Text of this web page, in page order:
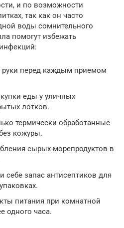
и по возможности
так как он часто
воды сомнительного
помогут избежать
руки перед каждым приемом
еды у уличных
лотков.
термически обработанные
кожуры.
сырых морепродуктов в
себе запас антисептиков для
питания при комнатной
одного часа.